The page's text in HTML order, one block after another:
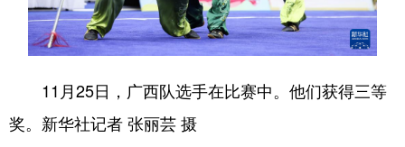
11月25日，广西队选手在比赛中。他们获得三等
奖。新华社记者 张丽芸 摄